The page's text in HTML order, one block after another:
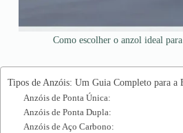
Como escolher o anzol ideal
Tipos de Anzóis: Um Guia Completo para a
Anzóis de Ponta Única:
Anzóis de Ponta Dupla:
Anzóis de Aço Carbono: